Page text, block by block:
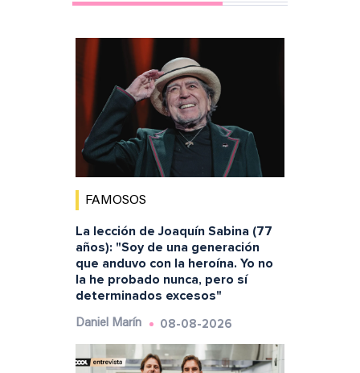
FAMOSOS
La lección de Joaquín Sabina (77
años): "Soy de una generación
que anduvo con la heroína. Yo no
la he probado nunca, pero sí
determinados excesos"
Daniel Marín 08-08-2026